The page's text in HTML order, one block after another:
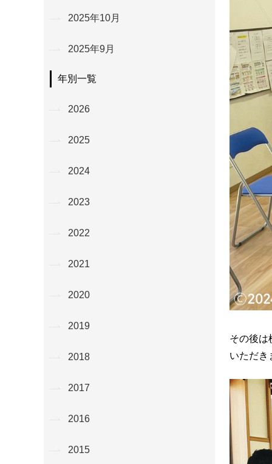
その後は
いただき
2025年10月
2025年9月
年別一覧
2026
2025
2024
2023
2022
2021
2020
2019
2018
2017
2016
2015